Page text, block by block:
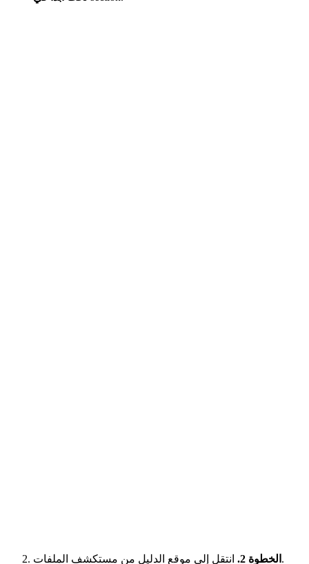
الخطوة 2. انتقل إلى موقع الدليل من مستكشف الملفات.